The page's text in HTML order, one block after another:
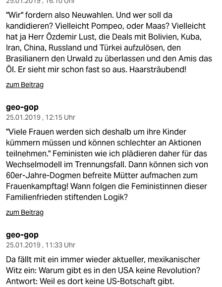
"Wir" fordern also Neuwahlen. Und wer soll da
kandidieren? Vielleicht Pompeo, oder Maas? Vielleicht
hat ja Herr Özdemir Lust, die Deals mit Bolivien, Kuba,
Iran, China, Russland und Türkei aufzulösen, den
Brasilianern den Urwald zu überlassen und den Amis das
Öl. Er sieht mir schon fast so aus. Haarsträubend!
zum Beitrag
geo-gop
25.01.2019 , 12:15 Uhr
"Viele Frauen werden sich deshalb um ihre Kinder
kümmern müssen und können schlechter an Aktionen
teilnehmen." Feministen wie ich plädieren daher für das
Wechselmodell im Trennungsfall. Dann können sich von
60er-Jahre-Dogmen befreite Mütter aufmachen zum
Frauenkampftag! Wann folgen die Feministinnen dieser
Familienfrieden stiftenden Logik?
zum Beitrag
geo-gop
25.01.2019 , 11:33 Uhr
Da fällt mit ein immer wieder aktueller, mexikanischer
Witz ein: Warum gibt es in den USA keine Revolution?
Antwort: Weil es dort keine US-Botschaft gibt.